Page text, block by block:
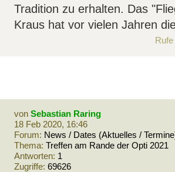
Tradition zu erhalten. Das
Kraus hat vor vielen Jahren
von Sebastian Raring
18 Feb 2020, 16:46
Forum: News / Dates (Aktuelles /
Thema: Treffen am Rande der Opti 2021
Antworten: 1
Zugriffe: 69626